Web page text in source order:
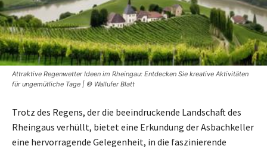
Attraktive Regenwetter Ideen im Rheingau: Entdecken Sie kreative Aktivitäten
für ungemütliche Tage | © Wallufer Blatt
Trotz des Regens, der die beeindruckende Landschaft des
Rheingaus verhüllt, bietet eine Erkundung der Asbachkeller
eine hervorragende Gelegenheit, in die faszinierende